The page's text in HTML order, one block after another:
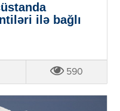
ilə bağlı
590